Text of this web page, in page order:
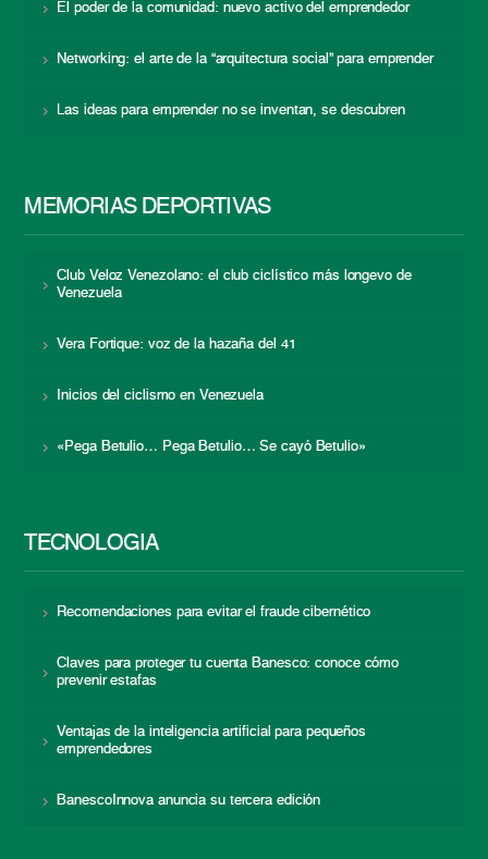
El poder de la comunidad: nuevo activo del emprendedor
Networking: el arte de la “arquitectura social” para emprender
Las ideas para emprender no se inventan, se descubren
MEMORIAS DEPORTIVAS
Club Veloz Venezolano: el club ciclístico más longevo de
Venezuela
Vera Fortique: voz de la hazaña del 41
Inicios del ciclismo en Venezuela
«Pega Betulio… Pega Betulio… Se cayó Betulio»
TECNOLOGÍA
Recomendaciones para evitar el fraude cibernético
Claves para proteger tu cuenta Banesco: conoce cómo
prevenir estafas
Ventajas de la inteligencia artificial para pequeños
emprendedores
BanescoInnova anuncia su tercera edición